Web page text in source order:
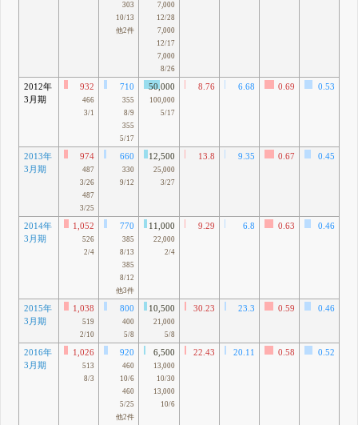
303
10/13
他2件
7,000
12/28
7,000
12/17
7,000
8/26
2012年
3月期
932
466
3/1
710
355
8/9
355
5/17
50,000
100,000
5/17
8.76 6.68 0.69
0.53
2013年
3月期
974
487
3/26
487
3/25
660
330
9/12
12,500
25,000
3/27
13.8 9.35 0.67
0.45
2014年
3月期
1,052
526
2/4
770
385
8/13
385
8/12
他3件
11,000
22,000
2/4
9.29 6.8 0.63 0.46
2015年
3月期
1,038
519
2/10
800
400
5/8
10,500
21,000
5/8
30.23 23.3 0.59
0.46
2016年
3月期
1,026
513
8/3
920
460
10/6
460
5/25
他2件
6,500
13,000
10/30
13,000
10/6
22.43 20.11 0.58 0.52